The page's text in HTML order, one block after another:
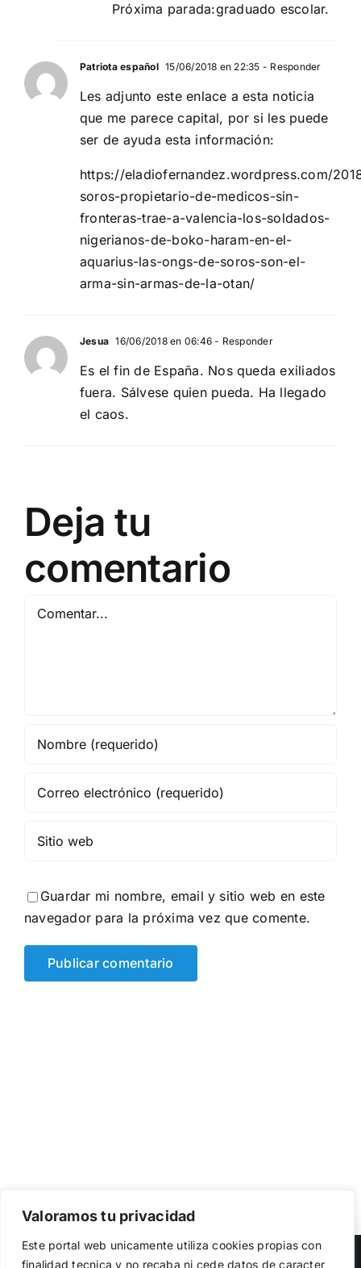
Valoramos tu privacidad
Este portal web unicamente utiliza cookies propias con
finalidad tecnica y no recaba ni cede datos de caracter
Próxima parada:graduado escolar.
Patriota español 15/06/2018 en 22:35 - Responder
Les adjunto este enlace a esta noticia
que me parece capital, por si les puede
ser de ayuda esta información:
https://eladiofernandez.wordpress.com/
soros-propietario-de-medicos-sin-
fronteras-trae-a-valencia-los-soldados-
nigerianos-de-boko-haram-en-el-
aquarius-las-ongs-de-soros-son-el-
arma-sin-armas-de-la-otan/
Jesua 16/06/2018 en 06:46 - Responder
Es el fin de España. Nos queda exiliados
fuera. Sálvese quien pueda. Ha llegado
el caos.
Deja tu
comentario
Comentar
Guardar mi nombre, email y sitio web en este
navegador para la próxima vez que comente.
Copyright 2023 | Democracia Nacional | All Rights Reserved
el funcionamiento de la web, medir su uso y mejorar